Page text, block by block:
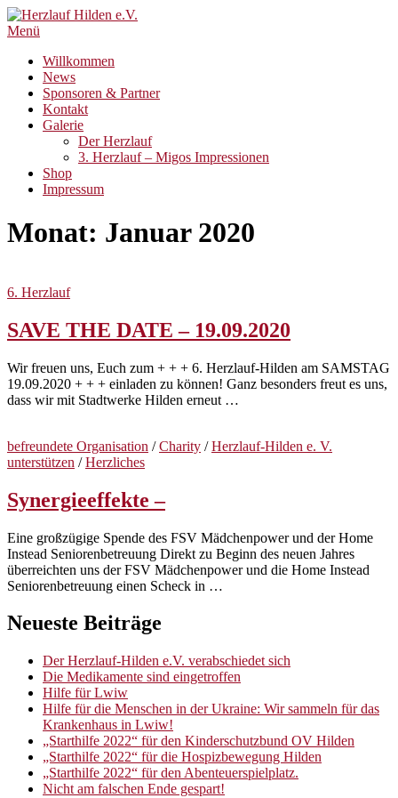
Zum
Inhalt
Menü
Willkommen
News
Sponsoren & Partner
Kontakt
Galerie
Der Herzlauf
3. Herzlauf – Migos Impressionen
Shop
Impressum
Monat: Januar 2020
6. Herzlauf
SAVE THE DATE – 19.09.2020
Wir freuen uns, Euch zum + + + 6. Herzlauf-Hilden am SAMSTAG
19.09.2020 + + + einladen zu können! Ganz besonders freut es uns,
dass wir mit Stadtwerke Hilden erneut …
befreundete Organisation /Charity /Herzlauf-Hilden e. V.
unterstützen /Herzliches
Synergieeffekte –
Eine großzügige Spende des FSV Mädchenpower und der Home
Instead Seniorenbetreuung Direkt zu Beginn des neuen Jahres
überreichten uns der FSV Mädchenpower und die Home Instead
Seniorenbetreuung einen Scheck in …
Neueste Beiträge
Der Herzlauf-Hilden e.V. verabschiedet sich
Die Medikamente sind eingetroffen
Hilfe für Lwiw
Hilfe für die Menschen in der Ukraine: Wir sammeln für das
Krankenhaus in Lwiw!
„Starthilfe 2022“ für den Kinderschutzbund OV Hilden
„Starthilfe 2022“ für die Hospizbewegung Hilden
„Starthilfe 2022“ für den Abenteuerspielplatz.
Nicht am falschen Ende gespart!